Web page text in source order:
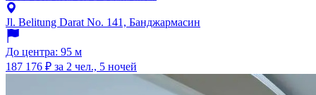
Jl. Belitung Darat No. 141, Банджармасин
До центра: 95 м
187 176 ₽ за 2 чел., 5 ночей